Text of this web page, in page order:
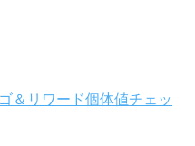
＆リワード個体値チェッ